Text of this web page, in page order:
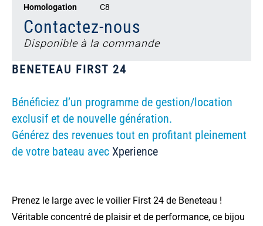
Homologation C8
Contactez-nous
Disponible à la commande
BENETEAU FIRST 24
Bénéficiez d’un programme de gestion/location
exclusif et de nouvelle génération.
Générez des revenues tout en profitant pleinement
de votre bateau avec Xperience
Prenez le large avec le voilier First 24 de Beneteau !
Véritable concentré de plaisir et de performance, ce bijou